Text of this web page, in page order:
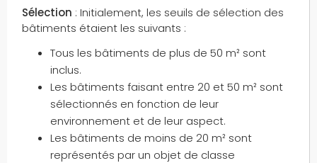
paris wi-fi
parkings
passages à niveau
pentathlon moderne
petits terrains multi-sports
peupleraies
Sélection : Initialement, les seuils de sélection des
bâtiments étaient les suivants :
Tous les bâtiments de plus de 50 m² sont
inclus.
Les bâtiments faisant entre 20 et 50 m² sont
sélectionnés en fonction de leur
environnement et de leur aspect.
Les bâtiments de moins de 20 m² sont
représentés par un objet de classe